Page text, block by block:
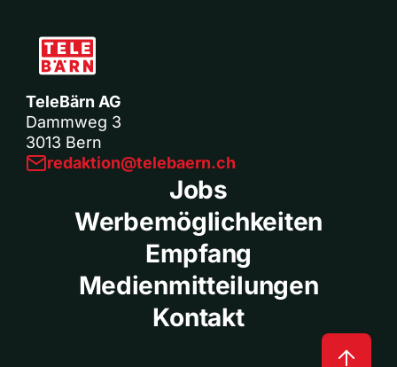
TeleBärn AG
Dammweg 3
3013 Bern
redaktion@telebaern.ch
Jobs
Werbemöglichkeiten
Empfang
Medienmitteilungen
Kontakt